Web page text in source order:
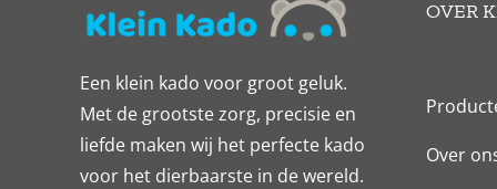
Een klein kado voor groot geluk.
Met de grootste zorg, precisie en
liefde maken wij het perfecte kado
voor het dierbaarste in de wereld.
OVER
Over